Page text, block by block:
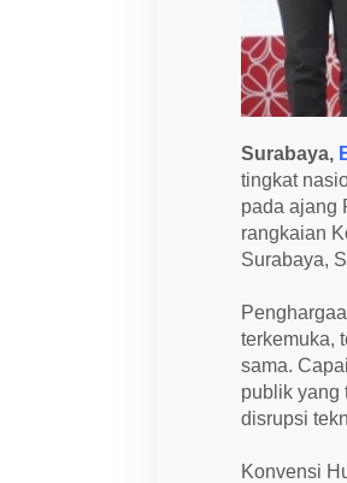
l
e
n
c
A
w
a
d
s
2
0
5
d
S
u
r
a
y
Surabaya,
tingkat
pada ajang
rangkaian
Surabaya,
terkemuka,
sama.
publik yang
disrupsi
Konvensi